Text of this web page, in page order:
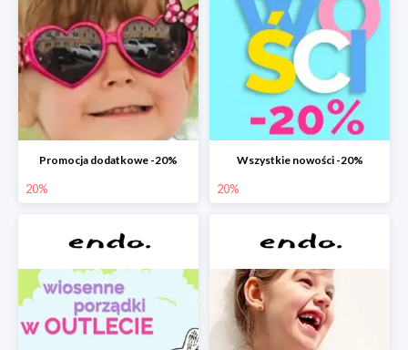
Promocja dodatkowe -20%
20%
Wszystkie nowości -20%
20%